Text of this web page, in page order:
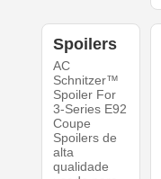
Spoilers
AC
Schnitzer™
Spoiler For
3-Series E92
Coupe
Spoilers de
alta
qualidade